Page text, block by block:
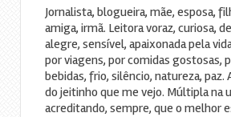
Jornalista, blogueira, mãe, esposa,
amiga, irmã. Leitora voraz, curiosa,
alegre, sensível, apaixonada pela
por viagens, por comidas gostosas,
bebidas, frio, silêncio, natureza, paz.
do jeitinho que me vejo. Múltipla na
acreditando, sempre, que o melhor